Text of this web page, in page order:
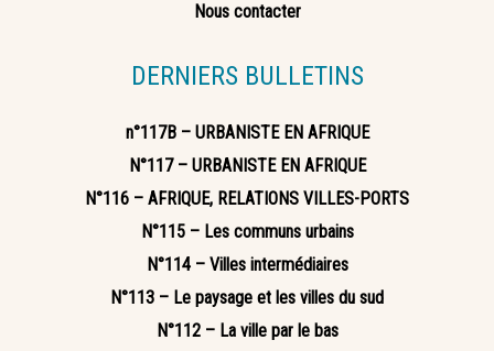
Nous contacter
DERNIERS BULLETINS
n°117B – URBANISTE EN AFRIQUE
N°117 – URBANISTE EN AFRIQUE
N°116 – AFRIQUE, RELATIONS VILLES-PORTS
N°115 – Les communs urbains
N°114 – Villes intermédiaires
N°113 – Le paysage et les villes du sud
N°112 – La ville par le bas